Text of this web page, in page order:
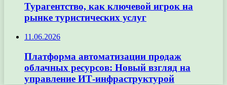
Турагентство, как ключевой игрок на
рынке туристических услуг
11.06.2026
Платформа автоматизации продаж
облачных ресурсов: Новый взгляд на
управление ИТ-инфраструктурой